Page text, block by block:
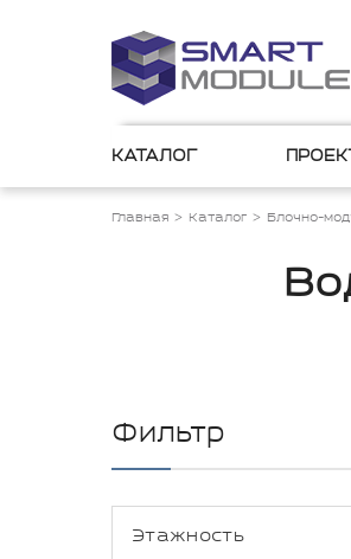
КАТАЛОГ
Главная Каталог Блочно-
Фильтр
Этажность